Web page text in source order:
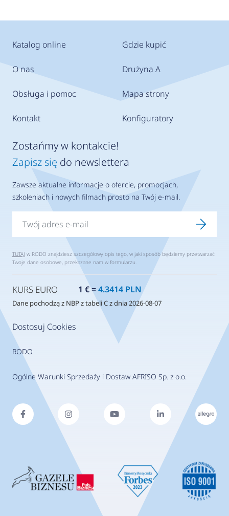
Katalog online
O nas
Obsługa i pomoc
Kontakt
Gdzie kupić
Drużyna A
Mapa strony
Konfiguratory
Dostosuj Cookies
RODO
Ogólne Warunki Sprzedaży i Dostaw AFRISO Sp. z o.o.
Zostańmy w kontakcie!
Zapisz się do newslettera
Zawsze aktualne informacje o ofercie, promocjach,
szkoleniach i nowych filmach prosto na Twój e-mail.
TUTAJ w RODO znajdziesz szczegółowy opis tego, w jaki sposób będziemy przetwarzać
Twoje dane osobowe, przekazane nam w formularzu.
KURS EURO 1 € =4.3414 PLN
Dane pochodzą z NBP z tabeli C z dnia 2026-08-07